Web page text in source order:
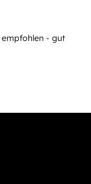
empfohlen - gut